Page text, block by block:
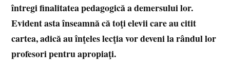
întregi finalitatea pedagogică a demersului lor.
Evident asta înseamnă că toţi elevii care au citit
cartea, adică au înţeles lecţia vor deveni la rândul lor
profesori pentru apropiaţi.